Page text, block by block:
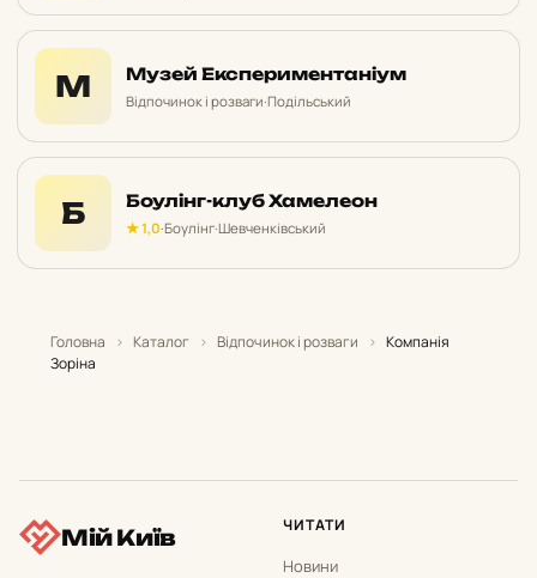
М Музей Експериментаніум
Відпочинок і розваги·Подільський
Б Боулінг-клуб Хамелеон
★ 1,0·Боулінг·Шевченківський
Головна › Каталог › Відпочинок і розваги › Компанія
Зоріна
Мій Київ ЧИТАТИ
Новини